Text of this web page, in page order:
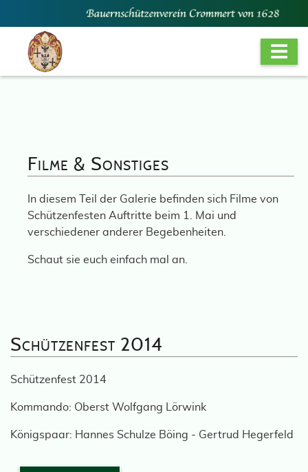
Filme & Sonstiges
In diesem Teil der Galerie befinden sich Filme von
Schützenfesten Auftritte beim 1. Mai und
verschiedener anderer Begebenheiten.
Schaut sie euch einfach mal an.
Schützenfest 2014
Schützenfest 2014
Kommando: Oberst Wolfgang Lörwink
Königspaar: Hannes Schulze Böing - Gertrud Hegerfeld